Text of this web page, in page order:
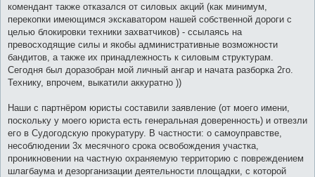
комендант также отказался от силовых акций (как минимум,
перекопки имеющимся экскаватором нашей собственной дороги с
целью блокировки техники захватчиков) - ссылаясь на
превосходящие силы и якобы административные возможности
бандитов, а также их принадлежность к силовым структурам.
Сегодня был доразобран мой личный ангар и начата разборка 2го.
Технику, впрочем, выкатили аккуратно ))
Наши с партнёром юристы составили заявление (от моего имени,
поскольку у моего юриста есть генеральная доверенность) и отвезли
его в Судогодскую прокуратуру. В частности: о самоуправстве,
несоблюдении 3х месячного срока освобождения участка,
проникновении на частную охраняемую территорию с повреждением
шлагбаума и дезорганизации деятельности площадки, с которой